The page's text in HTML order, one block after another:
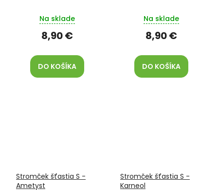
Na sklade
8,90 €
DO KOŠÍKA
Na sklade
8,90 €
DO KOŠÍKA
Stromček šťastia S -
Ametyst
Stromček šťastia S -
Karneol